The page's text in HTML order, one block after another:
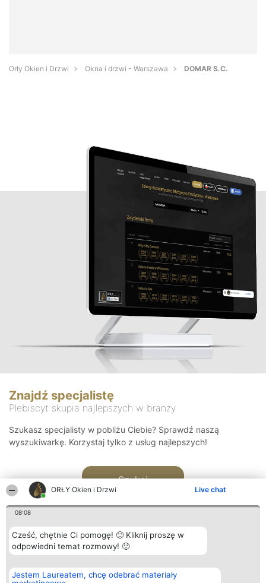
ORŁY Okien i Drzwi Live chat
08:08
Cześć, chętnie Ci pomogę! 🙂 Kliknij proszę w
odpowiedni temat rozmowy! 🙂
Jestem Laureatem, chcę odebrać materiały
Orły Okien i Drzwi Okna i drzwi - Warszawa DOMAR S.C.
Znajdź specjalistę
Plebiscyt skupia najlepszych w branży
Szukasz specjalisty w pobliżu Ciebie? Sprawdź naszą
wyszukiwarkę. Korzystaj tylko z usług najlepszych!
Szukaj
Organizator plebiscytu
Bright Side Solutions sp. z o.
Plebiscyt
Laureaci
Kontakt
Kontakt